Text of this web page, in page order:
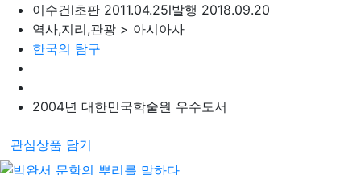
이수건l초판 2011.04.25l발행 2018.09.20
역사,지리,관광 > 아시아사
한국의 탐구
2004년 대한민국학술원 우수도서
관심상품 담기